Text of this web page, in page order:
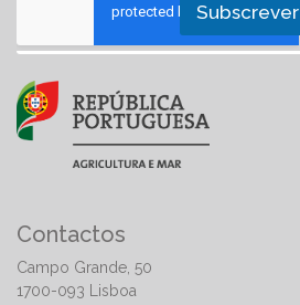
Subscrever
Contactos
Campo Grande, 50
1700-093 Lisboa